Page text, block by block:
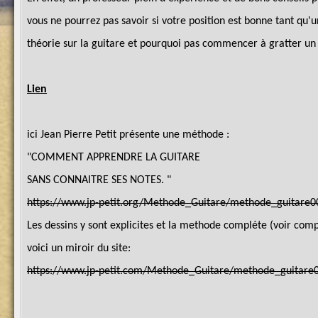
vous ne pourrez pas savoir si votre position est bonne tant
théorie sur la guitare et pourquoi pas commencer à gratter un
Lien
ici Jean Pierre Petit présente une méthode :
"COMMENT APPRENDRE LA GUITARE
SANS CONNAITRE SES NOTES. "
https://www.jp-petit.org/Methode_Guitare/
Les dessins y sont explicites et la methode compléte (voir
voici un miroir du site:
https://www.jp-petit.com/Methode_Guitare/